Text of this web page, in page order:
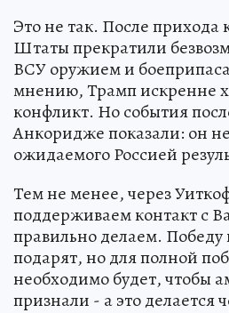
Это не так. После прихода
Штаты прекратили
ВСУ оружием и
мнению, Трамп искренне
конфликт. Но события
Анкоридже показали: он
ожидаемого Россией
Тем не менее, через
поддерживаем контакт с
правильно делаем.
подарят, но для полной
необходимо будет, чтобы
признали - а это делается